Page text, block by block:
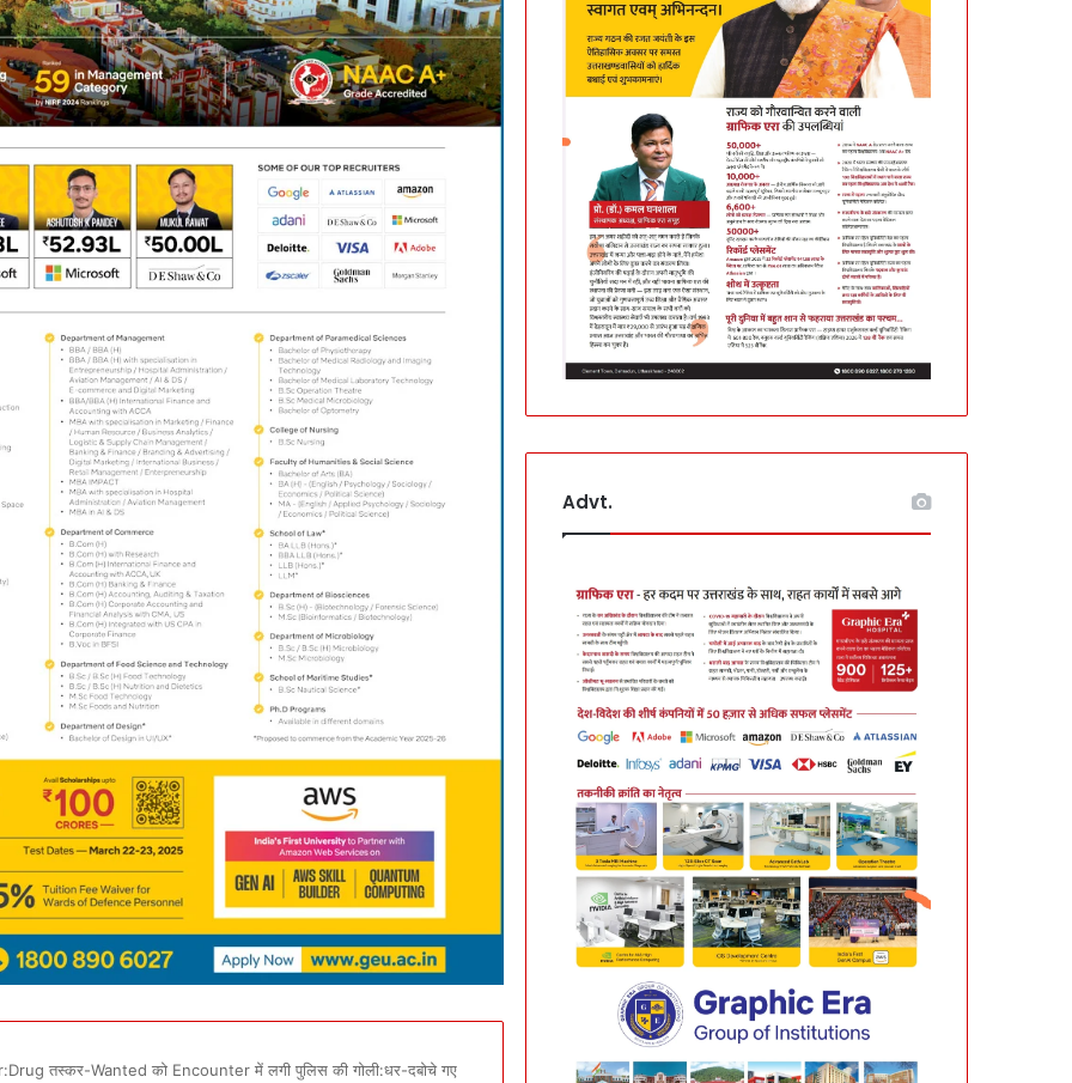
तस्कर-Wanted को Encounter में लगी पुलिस की गोली:धर-दबोचे गए
Advt.